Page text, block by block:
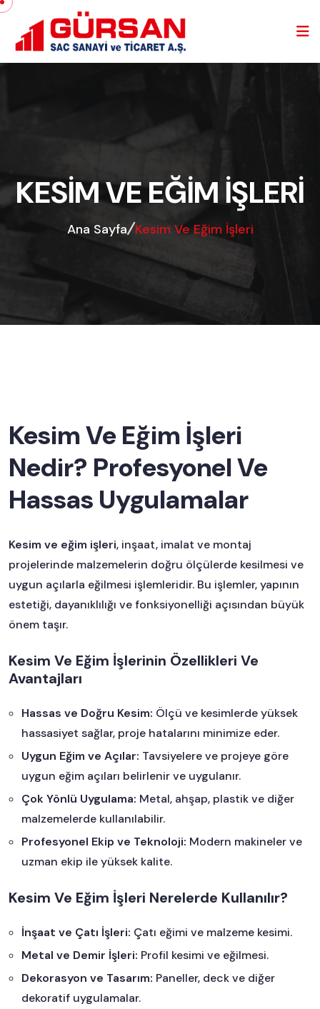
KESIM VE EĞIM İŞLERI
Ana Sayfa Kesim Ve Eğim İşleri
Kesim Ve Eğim İşleri
Nedir? Profesyonel Ve
Hassas Uygulamalar
Kesim ve eğim işleri, inşaat, imalat ve montaj
projelerinde malzemelerin doğru ölçülerde kesilmesi ve
uygun açılarla eğilmesi işlemleridir. Bu işlemler, yapının
estetiği, dayanıklılığı ve fonksiyonelliği açısından büyük
önem taşır.
Kesim Ve Eğim İşlerinin Özellikleri Ve
Avantajları
Hassas ve Doğru Kesim: Ölçü ve kesimlerde yüksek
hassasiyet sağlar, proje hatalarını minimize eder.
Uygun Eğim ve Açılar: Tavsiyelere ve projeye göre
uygun eğim açıları belirlenir ve uygulanır.
Çok Yönlü Uygulama: Metal, ahşap, plastik ve diğer
malzemelerde kullanılabilir.
Profesyonel Ekip ve Teknoloji: Modern makineler ve
uzman ekip ile yüksek kalite.
Kesim Ve Eğim İşleri Nerelerde Kullanılır?
İnşaat ve Çatı İşleri: Çatı eğimi ve malzeme kesimi.
Metal ve Demir İşleri: Profil kesimi ve eğilmesi.
Dekorasyon ve Tasarım: Paneller, deck ve diğer
dekoratif uygulamalar.